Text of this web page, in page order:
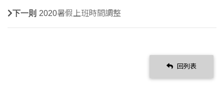
下一則 2020暑假上班時間調整
回列表